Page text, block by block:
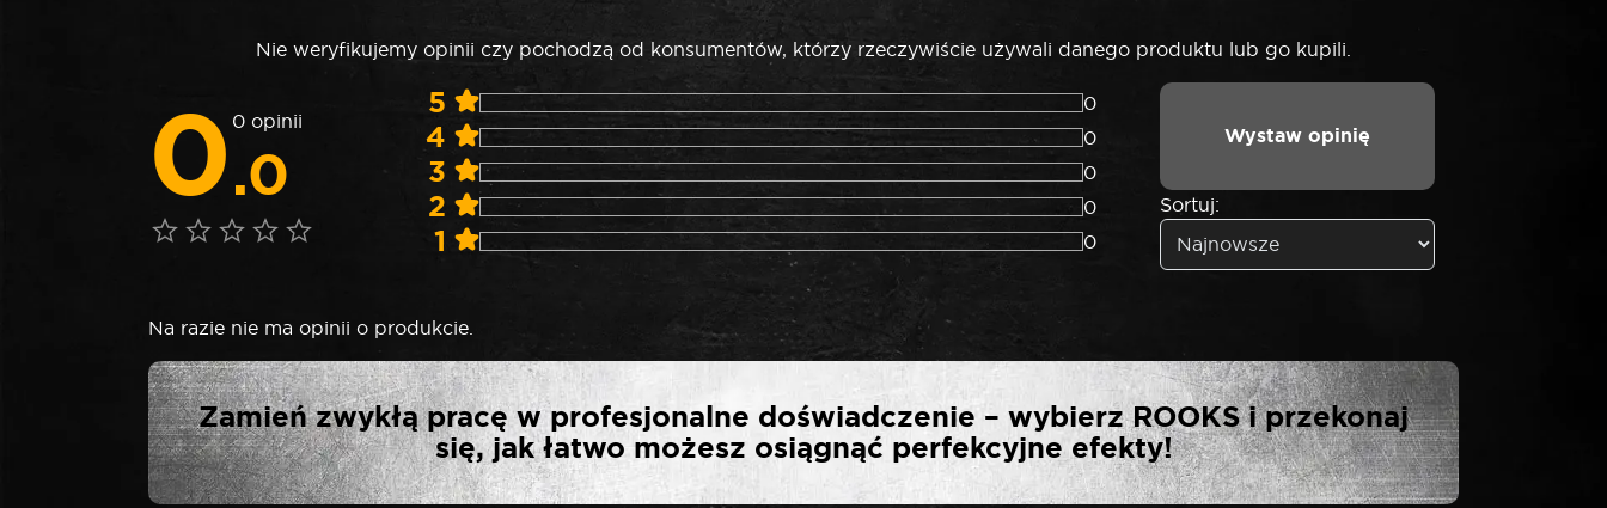
Nie weryfikujemy opinii czy pochodzą od konsumentów, którzy rzeczywiście używali danego produktu lub go kupili.
0.0
0 opinii 5 0
4 0
3 0
2 0
1 0
Wystaw opinię
Sortuj:
Na razie nie ma opinii o produkcie.
NAPISZ PIERWSZĄ OPINIĘ O „ROOKS POKRĘTŁO
UCHYLNE 1/2″ 630 MM”
Zamień zwykłą pracę w profesjonalne doświadczenie – wybierz ROOKS i przekonaj
się, jak łatwo możesz osiągnąć perfekcyjne efekty!